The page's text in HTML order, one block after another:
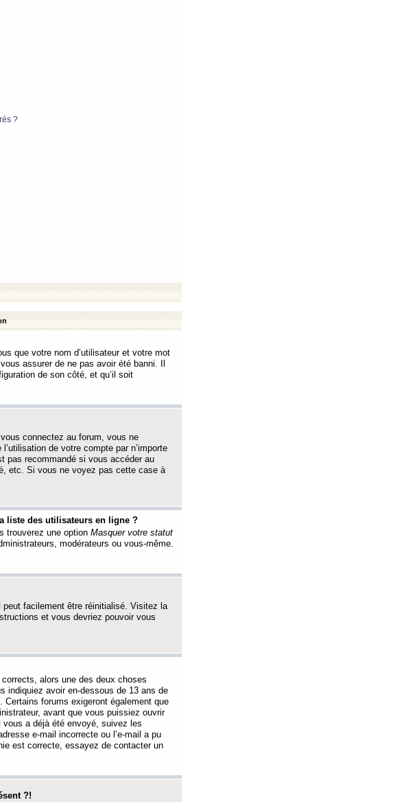
?
que votre nom d’utilisateur et votre mot
assurer de ne pas avoir été banni. Il
de son côté, et qu’il soit
connectez au forum, vous ne
de votre compte par n’importe
pas recommandé si vous accéder au
etc. Si vous ne voyez pas cette case à
liste des utilisateurs en ligne ?
trouverez une option Masquer votre statut
modérateurs ou vous-même.
facilement être réinitialisé. Visitez la
et vous devriez pouvoir vous
alors une des deux choses
indiquiez avoir en-dessous de 13 ans de
forums exigeront également que
avant que vous puissiez ouvrir
a déjà été envoyé, suivez les
e-mail incorrecte ou l’e-mail a pu
est correcte, essayez de contacter un
?!